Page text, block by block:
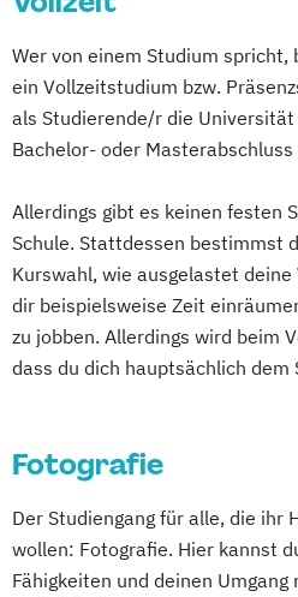
Musikwissenschaft
Studienrichtungen)
Orchesterspiel
Photography Studies
Populäre Musik
Professional Media
Professional
Instrumental)
Regie
Wer von einem Studium
ein Vollzeitstudium bzw.
als Studierende/r die
Bachelor- oder
Allerdings gibt es keinen festen
Schule. Stattdessen bestimmst
Kurswahl, wie ausgelastet deine
dir beispielsweise Zeit
zu jobben. Allerdings wird beim
dass du dich hauptsächlich dem
Fotografie
Der Studiengang für alle, die ihr
wollen: Fotografie. Hier kannst
Fähigkeiten und deinen